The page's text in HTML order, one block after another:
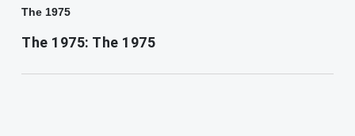
The 1975
The 1975: The 1975